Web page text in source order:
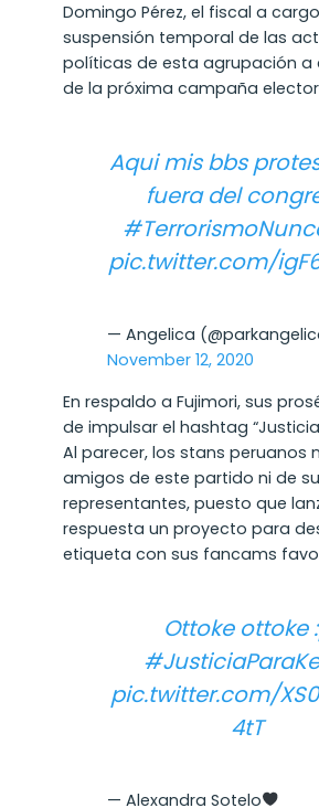
Domingo Pérez, el fiscal a
suspensión temporal de las
políticas de esta agrupación a
de la próxima campaña
Aqui mis bbs
fuera del
pic.twitter.com/
— Angelica
November 12, 2020
En respaldo a Fujimori, sus
de impulsar el hashtag “Justicia
Al parecer, los stans peruanos
amigos de este partido ni de
representantes, puesto que
respuesta un proyecto para
etiqueta con sus fancams
Ottoke ottoke
pic.twitter.com/
4tT
— Alexandra Sotelo